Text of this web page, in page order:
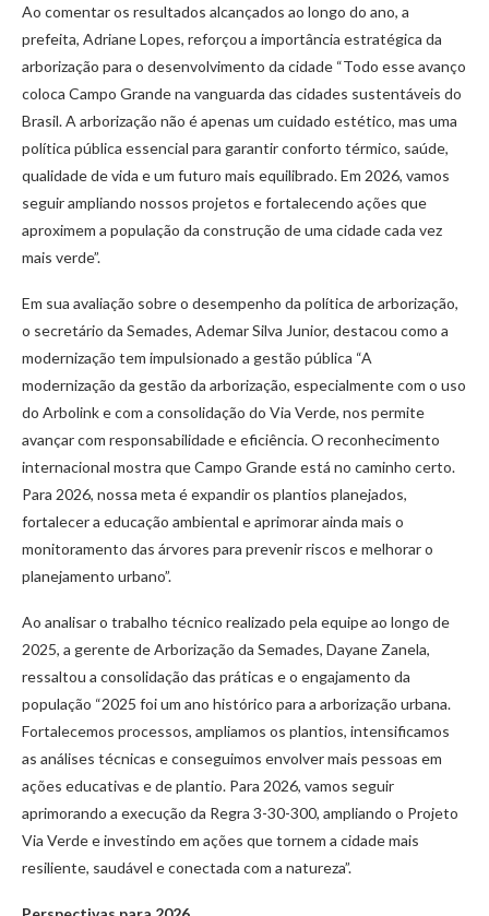
Ao comentar os resultados alcançados ao longo do ano, a
prefeita, Adriane Lopes, reforçou a importância estratégica da
arborização para o desenvolvimento da cidade “Todo esse avanço
coloca Campo Grande na vanguarda das cidades sustentáveis do
Brasil. A arborização não é apenas um cuidado estético, mas uma
política pública essencial para garantir conforto térmico, saúde,
qualidade de vida e um futuro mais equilibrado. Em 2026, vamos
seguir ampliando nossos projetos e fortalecendo ações que
aproximem a população da construção de uma cidade cada vez
mais verde”.
Em sua avaliação sobre o desempenho da política de arborização,
o secretário da Semades, Ademar Silva Junior, destacou como a
modernização tem impulsionado a gestão pública “A
modernização da gestão da arborização, especialmente com o uso
do Arbolink e com a consolidação do Via Verde, nos permite
avançar com responsabilidade e eficiência. O reconhecimento
internacional mostra que Campo Grande está no caminho certo.
Para 2026, nossa meta é expandir os plantios planejados,
fortalecer a educação ambiental e aprimorar ainda mais o
monitoramento das árvores para prevenir riscos e melhorar o
planejamento urbano”.
Ao analisar o trabalho técnico realizado pela equipe ao longo de
2025, a gerente de Arborização da Semades, Dayane Zanela,
ressaltou a consolidação das práticas e o engajamento da
população “2025 foi um ano histórico para a arborização urbana.
Fortalecemos processos, ampliamos os plantios, intensificamos
as análises técnicas e conseguimos envolver mais pessoas em
ações educativas e de plantio. Para 2026, vamos seguir
aprimorando a execução da Regra 3-30-300, ampliando o Projeto
Via Verde e investindo em ações que tornem a cidade mais
resiliente, saudável e conectada com a natureza”.